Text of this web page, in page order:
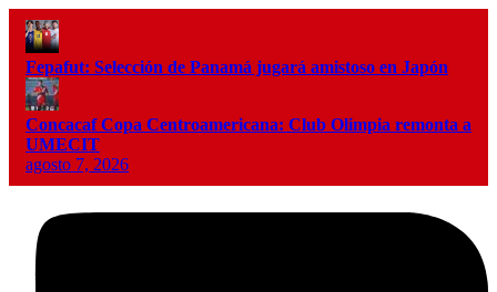
Fepafut: Selección de Panamá jugará amistoso en Japón
Concacaf Copa Centroamericana: Club Olimpia remonta a
UMECIT
agosto 7, 2026